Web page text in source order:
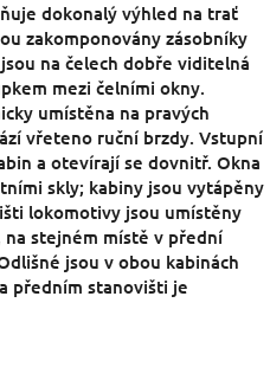
dokonalý výhled na trať
zakomponovány zásobníky
na čelech dobře viditelná
mezi čelními okny.
umístěna na pravých
vřeteno ruční brzdy. Vstupní
a otevírají se dovnitř. Okna
skly; kabiny jsou vytápěny
lokomotivy jsou umístěny
stejném místě v přední
jsou v obou kabinách
předním stanovišti je